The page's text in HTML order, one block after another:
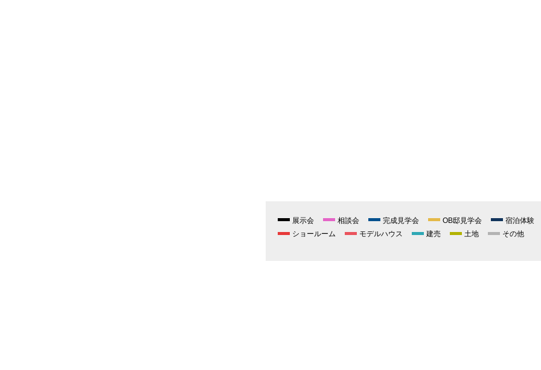
展示会 相談会 完成見学会 OB邸見学会 宿泊体験
ショールーム
モデルハウス 建売 土地 その他